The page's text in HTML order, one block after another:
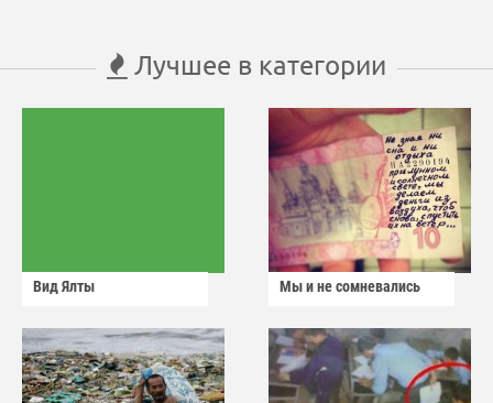
Лучшее в категории
Вид Ялты Мы и не сомневались